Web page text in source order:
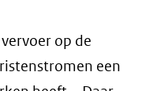
op de
een